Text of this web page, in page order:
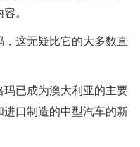
。
这无疑比它的大多数直
已成为澳大利亚的主要
口制造的中型汽车的新